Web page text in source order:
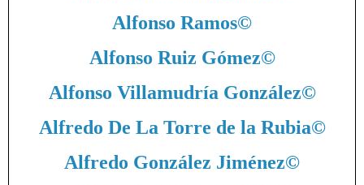
Alfonso Ramos©
Alfonso Ruiz Gómez©
Alfonso Villamudría González©
Alfredo De La Torre de la Rubia©
Alfredo González Jiménez©